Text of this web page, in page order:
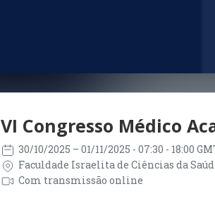
VI Congresso Médico
30/10/2025 – 01/11/2025 - 07:30 - 18:00
Faculdade Israelita de Ciências da
Com transmissão online